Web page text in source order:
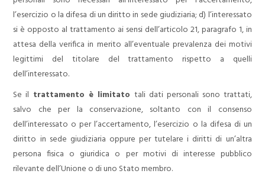
l’esercizio o la difesa di un diritto in sede giudiziaria; d) l’interessato
si è opposto al trattamento ai sensi dell’articolo 21, paragrafo 1, in
attesa della verifica in merito all’eventuale prevalenza dei motivi
legittimi del titolare del trattamento rispetto a quelli
dell’interessato.
Se il trattamento è limitato tali dati personali sono trattati,
salvo che per la conservazione, soltanto con il consenso
dell’interessato o per l’accertamento, l’esercizio o la difesa di un
diritto in sede giudiziaria oppure per tutelare i diritti di un’altra
persona fisica o giuridica o per motivi di interesse pubblico
rilevante dell’Unione o di uno Stato membro.